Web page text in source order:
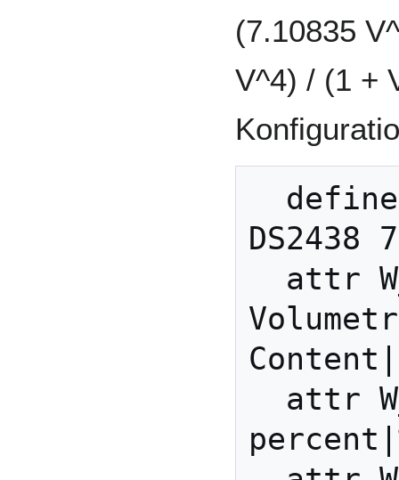
(7.10835
V^4) / (1 +
DS2438